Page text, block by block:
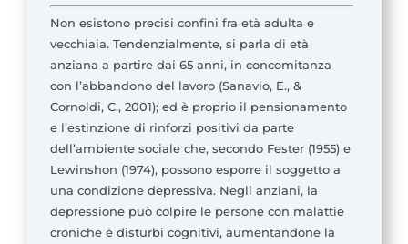
Non esistono precisi confini fra età adulta e
vecchiaia. Tendenzialmente, si parla di età
anziana a partire dai 65 anni, in concomitanza
con l’abbandono del lavoro (Sanavio, E., &
Cornoldi, C., 2001); ed è proprio il pensionamento
e l’estinzione di rinforzi positivi da parte
dell’ambiente sociale che, secondo Fester (1955) e
Lewinshon (1974), possono esporre il soggetto a
una condizione depressiva. Negli anziani, la
depressione può colpire le persone con malattie
croniche e disturbi cognitivi, aumentandone la